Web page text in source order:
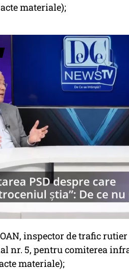
materiale);
inspector de trafic
nr. 5, pentru comiterea
materiale);